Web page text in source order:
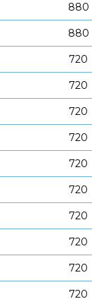
880
880
720
720
720
720
720
720
720
720
720
720